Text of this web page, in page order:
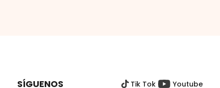
SÍGUENOS Tik Tok Youtube